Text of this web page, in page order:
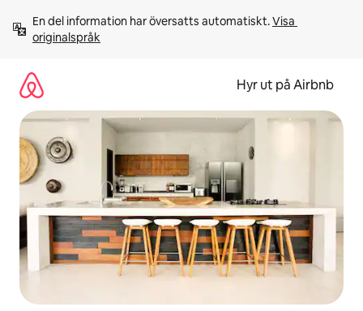
innehåll
En del information har översatts automatiskt. Visa
originalspråk
Hyr ut på Airbnb